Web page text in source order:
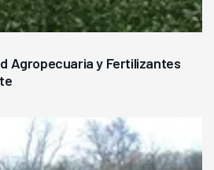
Agropecuaria y Fertilizantes